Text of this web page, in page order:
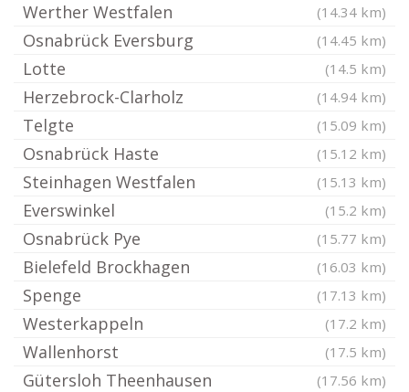
Werther Westfalen (14.34 km)
Osnabrück Eversburg (14.45 km)
Lotte (14.5 km)
Herzebrock-Clarholz (14.94 km)
Telgte (15.09 km)
Osnabrück Haste (15.12 km)
Steinhagen Westfalen (15.13 km)
Everswinkel (15.2 km)
Osnabrück Pye (15.77 km)
Bielefeld Brockhagen (16.03 km)
Spenge (17.13 km)
Westerkappeln (17.2 km)
Wallenhorst (17.5 km)
Gütersloh Theenhausen (17.56 km)